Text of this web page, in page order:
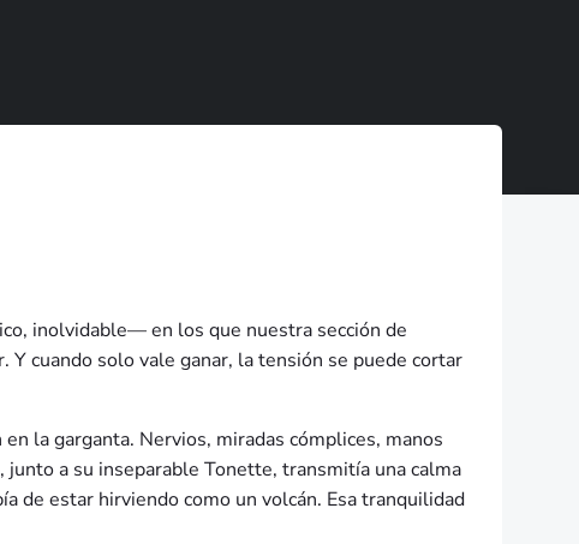
inolvidable— en los que nuestra sección de
Y cuando solo vale ganar, la tensión se puede cortar
la garganta. Nervios, miradas cómplices, manos
a su inseparable Tonette, transmitía una calma
de estar hirviendo como un volcán. Esa tranquilidad